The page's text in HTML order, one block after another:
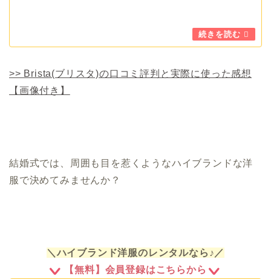
>> Brista(ブリスタ)の口コミ評判と実際に使った感想
【画像付き】
結婚式では、周囲も目を惹くようなハイブランドな洋
服で決めてみませんか？
＼ハイブランド洋服のレンタルなら♪／
【無料】会員登録はこちらから